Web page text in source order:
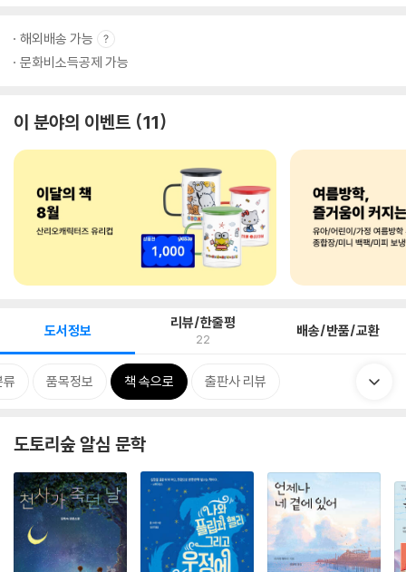
해외배송 가능
문화비소득공제 가능
이 분야의 이벤트 11
도서정보 리뷰/한줄평
22 배송/반품/교환
류 품목정보 책 속으로 출판사 리뷰
도토리숲 알심 문학